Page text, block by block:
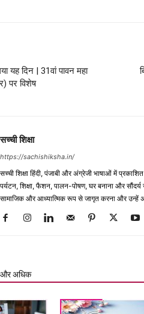
यह दिन | 31वां पावन महा
पर विशेष
सच्ची शिक्षा
https://sachishiksha.in/
सच्ची शिक्षा हिंदी, पंजाबी और अंग्रेजी भाषाओं में
पर्यटन, शिक्षा, फैशन, पालन-पोषण, घर बनाना और
सामाजिक और आध्यात्मिक रूप से जागृत करना और उन्हें
अधिक